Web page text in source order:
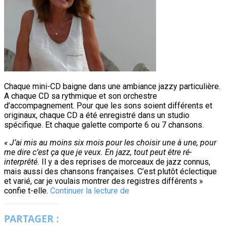
Chaque mini-CD baigne dans une ambiance jazzy particulière.
A chaque CD sa rythmique et son orchestre
d’accompagnement. Pour que les sons soient différents et
originaux, chaque CD a été enregistré dans un studio
spécifique. Et chaque galette comporte 6 ou 7 chansons.
« J’ai mis au moins six mois pour les choisir une à une, pour
me dire c’est ça que je veux. En jazz, tout peut être ré-
interprêté.
Il y a des reprises de morceaux de jazz connus,
mais aussi des chansons françaises. C’est plutôt éclectique
et varié, car je voulais montrer des registres différents »
confie t-elle. Continuer la lecture de
PARTAGER :